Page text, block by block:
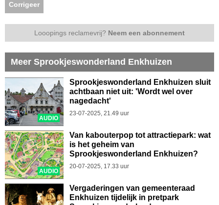
Corrigeer
Looopings reclamevrij? Neem een abonnement
Meer Sprookjeswonderland Enkhuizen
AUDIO
Sprookjeswonderland Enkhuizen sluit
achtbaan niet uit: 'Wordt wel over
nagedacht'
23-07-2025, 21.49 uur
AUDIO
Van kabouterpop tot attractiepark: wat
is het geheim van
Sprookjeswonderland Enkhuizen?
20-07-2025, 17.33 uur
Vergaderingen van gemeenteraad
Enkhuizen tijdelijk in pretpark